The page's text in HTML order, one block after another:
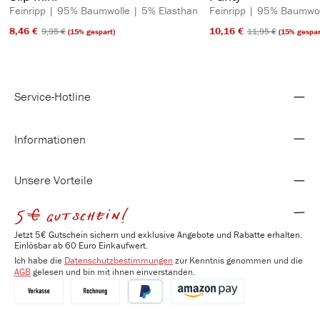
Feinripp | 95% Baumwolle | 5% Elasthan
8,46 €​ 9,95 €​(15% gespart)
Feinripp | 95%
10,16 €​ 11,95 €​(15%
Service-Hotline
Informationen
Unsere Vorteile
5€ gutschein!
Jetzt 5€ Gutschein sichern und exklusive Angebote und Rabatte erhalten.
Einlösbar ab 60 Euro Einkaufwert.
Ich habe die Datenschutzbestimmungen zur Kenntnis genommen und die
AGBgelesen und bin mit ihnen einverstanden.